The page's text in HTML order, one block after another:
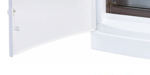
RCCB - 100mA - tip A
RCCB - 30mA - tip A
RCBO - Intrerupatoare cu protectie
diferentiala si la supracurent